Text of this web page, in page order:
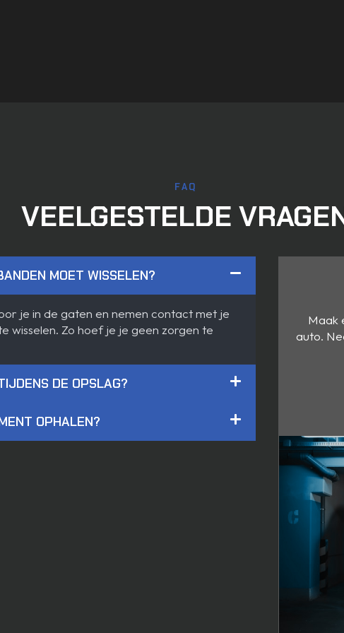
FAQ
VEELGESTELDE
MOET WISSELEN?
je in de gaten en nemen contact met je
wisselen. Zo hoef je je geen zorgen te
DE OPSLAG?
OPHALEN?
Maak
auto.